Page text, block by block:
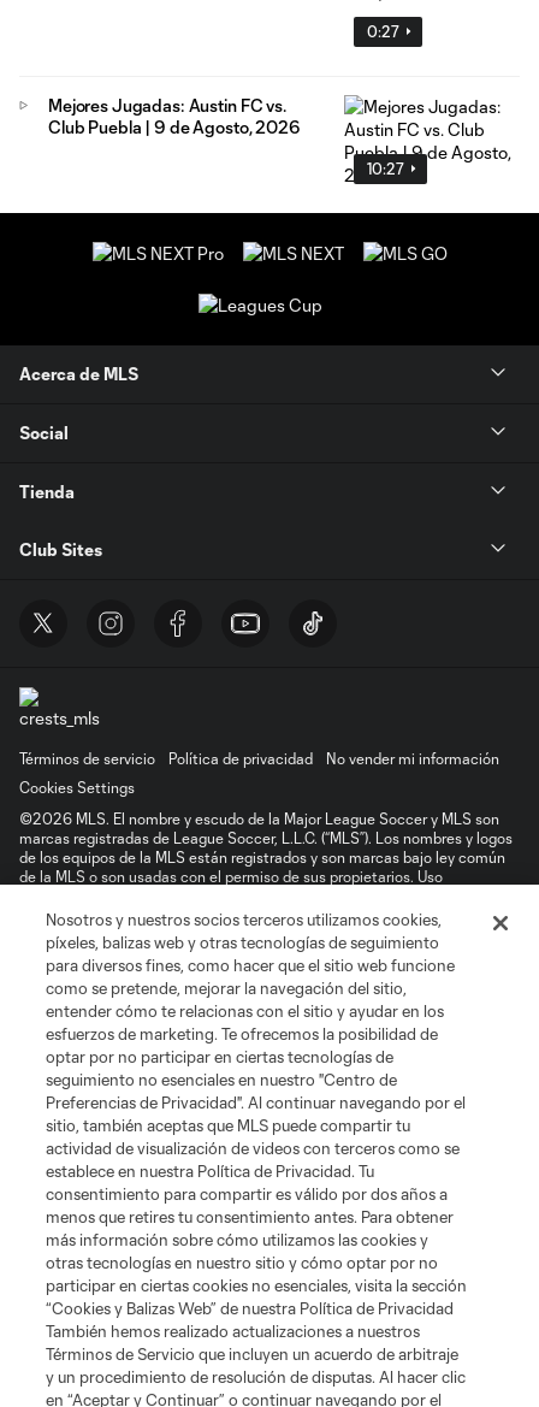
0:27
10:27
Mejores Jugadas: Austin FC vs.
Club Puebla | 9 de Agosto, 2026
Acerca de MLS
Social
Tienda
Club Sites
Términos de servicio Política de privacidad
No vender mi información
Cookies Settings
©2026 MLS. El nombre y escudo de la Major League Soccer y MLS son
marcas registradas de League Soccer, L.L.C. (“MLS”). Los nombres y logos
de los equipos de la MLS están registrados y son marcas bajo ley común
de la MLS o son usadas con el permiso de sus propietarios. Uso
Nosotros y nuestros socios terceros utilizamos cookies,
píxeles, balizas web y otras tecnologías de seguimiento
para diversos fines, como hacer que el sitio web funcione
como se pretende, mejorar la navegación del sitio,
entender cómo te relacionas con el sitio y ayudar en los
esfuerzos de marketing. Te ofrecemos la posibilidad de
optar por no participar en ciertas tecnologías de
seguimiento no esenciales en nuestro "Centro de
Preferencias de Privacidad". Al continuar navegando por el
sitio, también aceptas que MLS puede compartir tu
actividad de visualización de videos con terceros como se
establece en nuestra Política de Privacidad. Tu
consentimiento para compartir es válido por dos años a
menos que retires tu consentimiento antes. Para obtener
más información sobre cómo utilizamos las cookies y
otras tecnologías en nuestro sitio y cómo optar por no
participar en ciertas cookies no esenciales, visita la sección
“Cookies y Balizas Web” de nuestra Política de Privacidad
También hemos realizado actualizaciones a nuestros
Términos de Servicio que incluyen un acuerdo de arbitraje
y un procedimiento de resolución de disputas. Al hacer clic
en “Aceptar y Continuar” o continuar navegando por el